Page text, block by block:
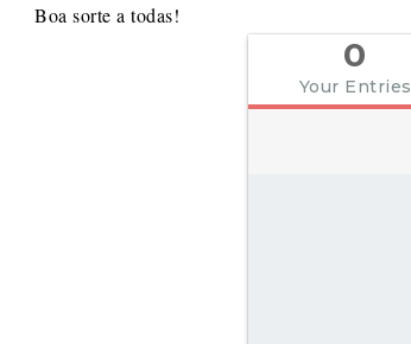
Boa sorte a todas!
0
Your Entries